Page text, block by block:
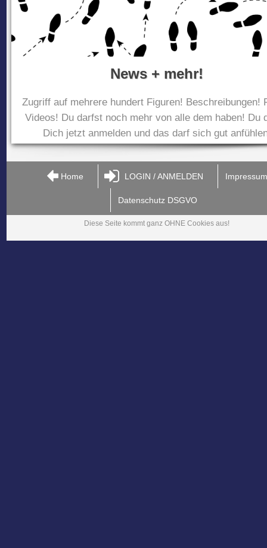
News + mehr!
Zugriff auf mehrere hundert Figuren! Beschreibungen!
Videos! Du darfst noch mehr von alle dem haben! Du
Dich jetzt anmelden und das darf sich gut
Home LOGIN / ANMELDEN
Datenschutz DSGVO
Diese Seite kommt ganz OHNE Cookies aus!